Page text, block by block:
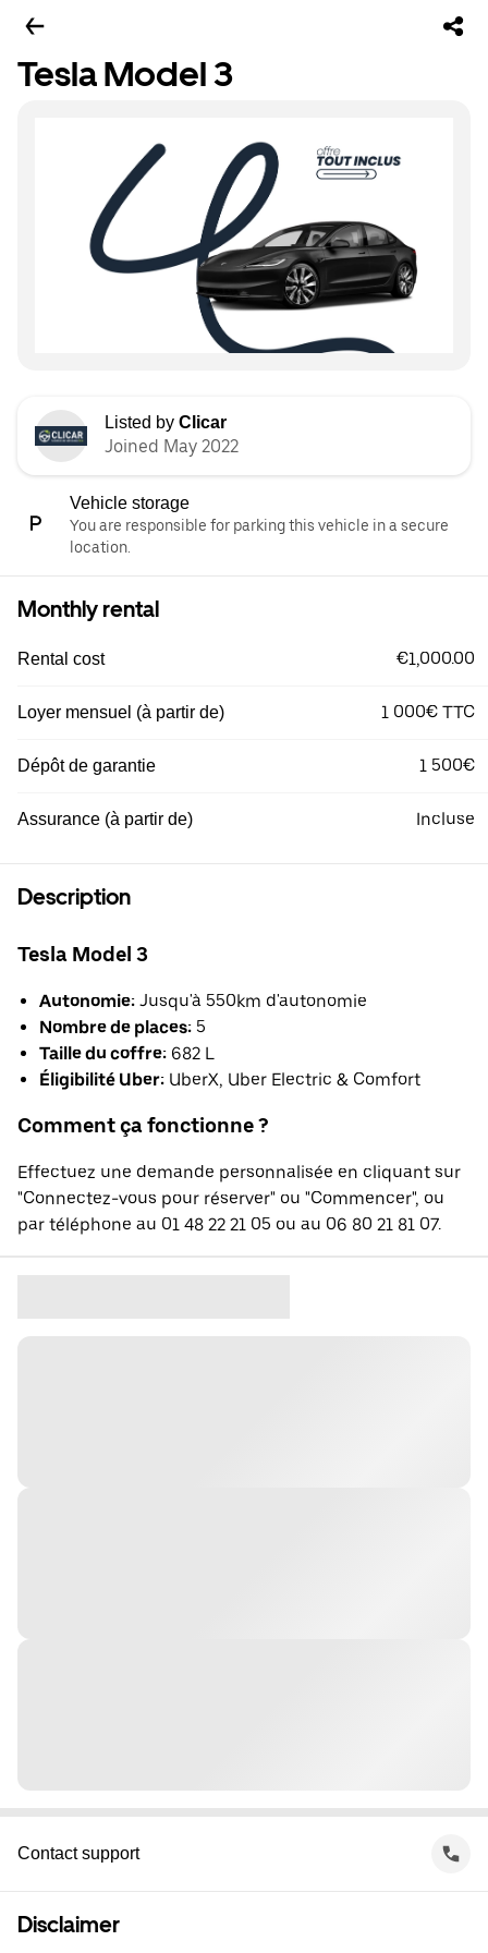
Tesla Model 3
Listed by Clicar
Joined May 2022
Vehicle storage
You are responsible for parking this vehicle in a secure
location.
Monthly rental
Rental cost €1,000.00
Loyer mensuel (à partir de) 1 000€ TTC
Dépôt de garantie 1 500€
Assurance (à partir de) Incluse
Description
Tesla Model 3
Autonomie: Jusqu'à 550km d'autonomie
Nombre de places: 5
Taille du coffre: 682 L
Éligibilité Uber: UberX, Uber Electric & Comfort
Comment ça fonctionne ?
Effectuez une demande personnalisée en cliquant sur
"Connectez-vous pour réserver" ou "Commencer", ou
par téléphone au 01 48 22 21 05 ou au 06 80 21 81 07.
Contact support
Disclaimer